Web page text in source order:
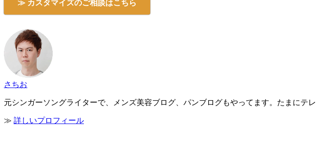
≫ カスタマイズのご相談はこちら
さちお
元シンガーソングライターで、メンズ美容ブログ、パンブログもやってます。たまにテ
≫ 詳しいプロフィール